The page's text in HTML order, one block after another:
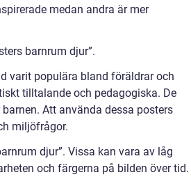
medan andra är mer
barnrum djur”.
varit populära bland föräldrar och
tilltalande och pedagogiska. De
Att använda dessa posters
miljöfrågor.
djur”. Vissa kan vara av låg
och färgerna på bilden över tid.